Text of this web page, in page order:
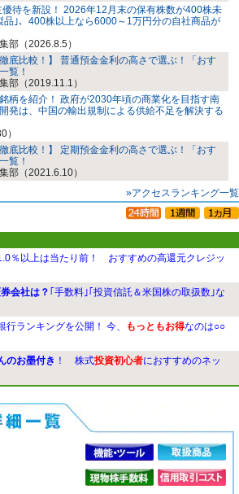
待を新設！ 2026年12月末の保有株数が400株未
品｣、400株以上なら6000～1万円分の自社商品が
部（2026.8.5）
底比較！】 普通預金金利の高さで選ぶ！「おす
覧！
部（2019.11.1）
柄を紹介！ 政府が2030年頃の商業化を目指す南
発は、中国の輸出規制による供給不足を解決する
）
底比較！】 定期預金金利の高さで選ぶ！「おす
覧！
部（2021.6.10）
»アクセスランキング一覧
％以上は当たり前！ おすすめの高還元クレジッ
会社は？ ｢手数料｣｢投資信託＆米国株の取扱数｣な
行ランキングを公開！ 今、 もっともお得なのは○○
のお墨付き ！ 株式投資初心者におすすめのネッ